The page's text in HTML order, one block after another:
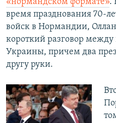
«нормандском формате».
время празднования 70-
войск в Нормандии,
короткий разговор между
Украины, причем два
другу руки.